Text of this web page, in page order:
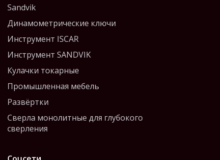
Sandvik
Динамометрические ключи
Инструмент ISCAR
Инструмент SANDVIK
Кулачки токарные
Промышленная мебель
Развёртки
Сверла монолитные для глубокого
сверления